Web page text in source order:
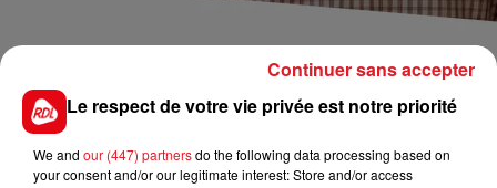
6h20
6h20
Le respect de votre vie privée est notre priorité
We and our (447) partnersdo the following data processing based on
your consent and/or our legitimate interest: Store and/or access
Continuer sans accepter